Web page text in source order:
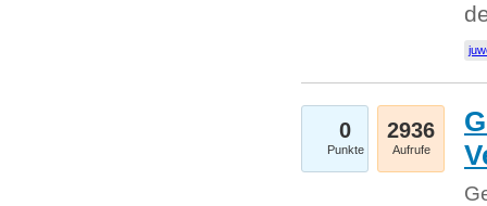
0
Punkte
2936
Aufrufe